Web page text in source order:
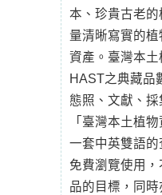
本、珍貴古老
量清晰寫實的
資產。臺灣本
HAST之典藏品
態照、文獻、
「臺灣本土植
一套中英雙語
免費瀏覽使用
品的目標，同